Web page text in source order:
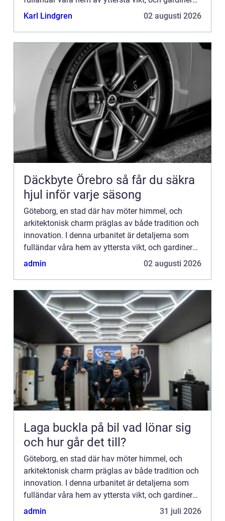
spelar en huvu...
Karl Lindgren 02 augusti 2026
Däckbyte Örebro så får du säkra
hjul inför varje säsong
Göteborg, en stad där hav möter himmel, och
arkitektonisk charm präglas av både tradition och
innovation. I denna urbanitet är detaljerna som
fulländar våra hem av yttersta vikt, och gardinerna
spelar en huvu...
admin 02 augusti 2026
Laga buckla på bil vad lönar sig
och hur går det till?
Göteborg, en stad där hav möter himmel, och
arkitektonisk charm präglas av både tradition och
innovation. I denna urbanitet är detaljerna som
fulländar våra hem av yttersta vikt, och gardinerna
spelar en huvu...
admin 31 juli 2026